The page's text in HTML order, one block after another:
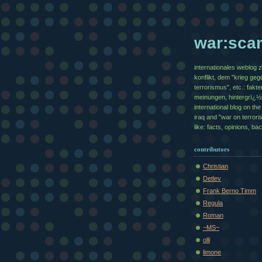
internationales weblog
konflikt, dem "krieg
terrorismus", etc.:
meinungen,
international blog on
iraq and "war on
like: facts, opinions,
contributors
Christian
Detlev
Frank Berno Timm
Regula
Roman
~MS~
olli
limone